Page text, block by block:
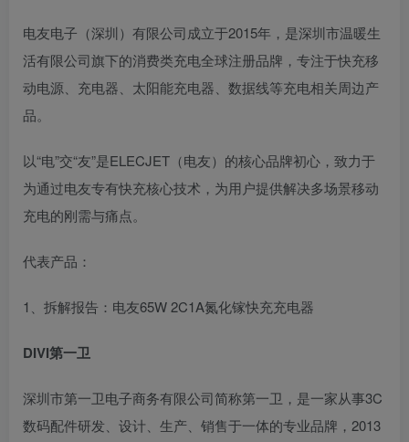
电友电子（深圳）有限公司成立于2015年，是深圳市温暖生
活有限公司旗下的消费类充电全球注册品牌，专注于快充移
动电源、充电器、太阳能充电器、数据线等充电相关周边产
品。
以“电”交“友”是ELECJET（电友）的核心品牌初心，致力于
为通过电友专有快充核心技术，为用户提供解决多场景移动
充电的刚需与痛点。
代表产品：
1、拆解报告：电友65W 2C1A氮化镓快充充电器
DIVI第一卫
深圳市第一卫电子商务有限公司简称第一卫，是一家从事3C
数码配件研发、设计、生产、销售于一体的专业品牌，2013